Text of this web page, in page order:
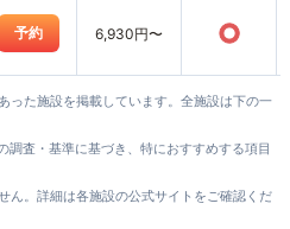
予約 6,930円〜 ○
った施設を掲載しています。全施設は下の一
査・基準に基づき、特におすすめする項目
ん。詳細は各施設の公式サイトをご確認くだ